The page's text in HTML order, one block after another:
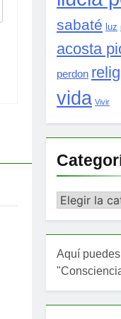
sabaté luz
acosta
perdon
vida Vivir
Categorías
Aquí